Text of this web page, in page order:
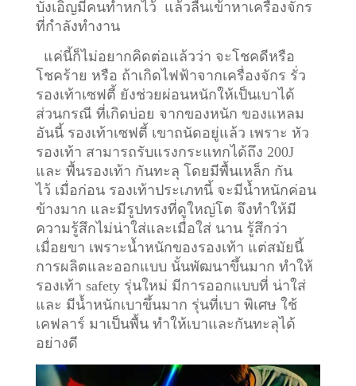
บังเอิญมีคนทำหกไว้ แล้วลื่นเข้าหาเครื่องจักร
ที่กำลังทำงาน
แค่นี้ก็ไม่อยากคิดต่อแล้วว่า จะโชคดีหรือ
โชคร้าย หรือ ถ้าเกิดไฟฟ้าจากเครื่องจักร รั่ว
รองเท้าเซฟตี้ ยังช่วยผ่อนหนักให้เป็นเบาได้
ส่วนกรณี ที่เกิดบ่อย จากของหนัก ของแหลม
อันนี้ รองเท้าเซฟตี้ เขาถนัดอยู่แล้ว เพราะ หัว
รองเท้า สามารถรับแรงกระแทกได้ถึง 200J
และ พื้นรองเท้า กันทะลุ โดยมีพื้นเหล็ก กัน
ไว้ เมื่อก่อน รองเท้าประเภทนี้ จะมีน้ำหนักค่อน
ข้างมาก และมีรูปทรงที่ดูใหญ่โต จึงทำให้มี
ความรู้สึกไม่น่าใส่และเมื่อใส่ นาน รู้สึกว่า
เมื่อยขา เพราะน้ำหนักของรองเท้า แต่สมัยนี้
การผลิตและออกแบบ นั้นพัฒนาขึ้นมาก ทำให้
รองเท้า safety รุ่นใหม่ มีการออกแบบที่ น่าใส่
และ มีน้ำหนักเบาขึ้นมาก รุ่นที่เบา พิเศษ ใช้
เคฟลาร์ มาเป็นพื้น ทำให้เบาและกันทะลุได้
อย่างดี